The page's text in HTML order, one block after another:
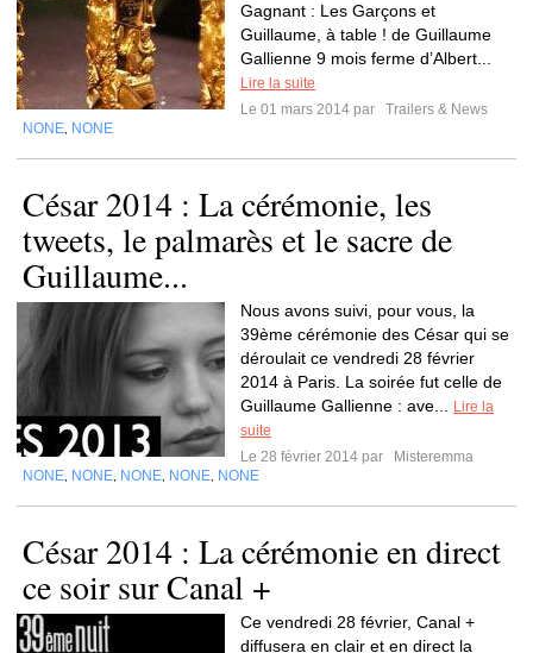
Gagnant : Les Garçons et
Guillaume, à table ! de Guillaume
Gallienne 9 mois ferme d’Albert...
Lire la suite
Le 01 mars 2014 par
Trailers & News
NONE NONE
César 2014 : La cérémonie, les
tweets, le palmarès et le sacre de
Guillaume...
Nous avons suivi, pour vous, la
39ème cérémonie des César qui se
déroulait ce vendredi 28 février
2014 à Paris. La soirée fut celle de
Guillaume Gallienne : ave...
Lire la
suite
Le 28 février 2014 par
Misteremma
NONE NONE NONE NONE NONE
César 2014 : La cérémonie en direct
ce soir sur Canal +
Ce vendredi 28 février, Canal +
diffusera en clair et en direct la